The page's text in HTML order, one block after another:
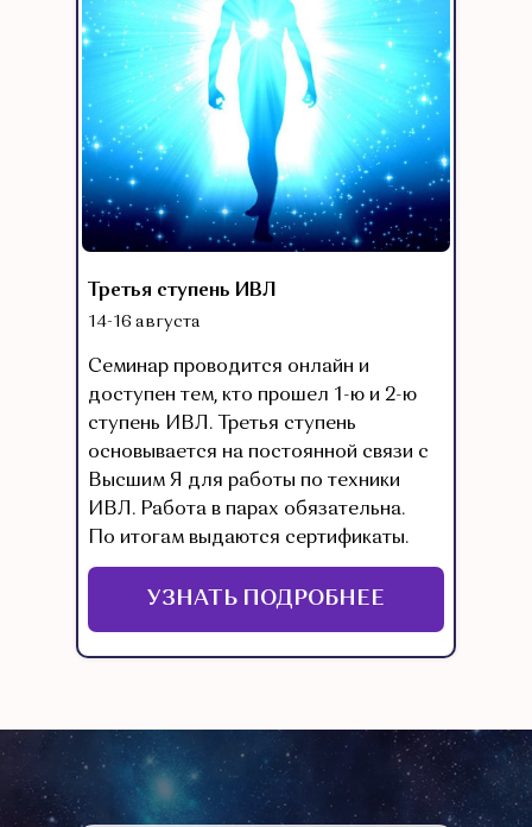
Третья ступень ИВЛ
14-16 августа
Семинар проводится онлайн и
доступен тем, кто прошел 1-ю и 2-ю
ступень ИВЛ. Третья ступень
основывается на постоянной связи с
Высшим Я для работы по техники
ИВЛ. Работа в парах обязательна.
По итогам выдаются сертификаты.
УЗНАТЬ ПОДРОБНЕЕ